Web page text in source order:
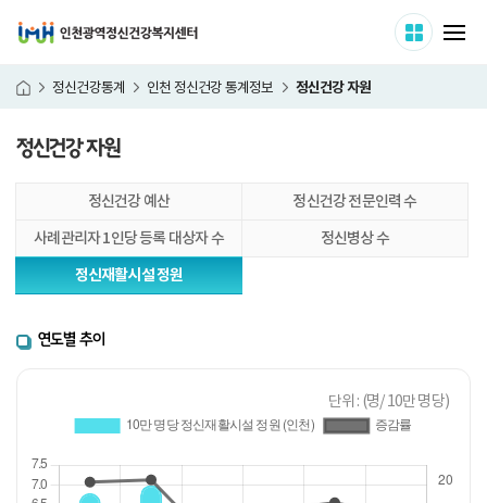
사이트
홈 정신건강통계 인천 정신건강 통계정보 정신건강 자원
정신건강 자원
작
정신건강 예산
정신건강 전문인력 수
사례관리자 1인당 등록 대상자 수
정신병상 수
정신재활시설 정원
연도별 추이
단위 : (명/ 10만 명당)